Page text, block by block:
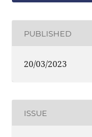
PUBLISHED
20/03/2023
ISSUE